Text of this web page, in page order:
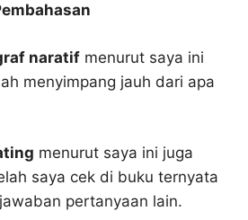
naratif menurut saya ini
menyimpang jauh dari apa
menurut saya ini juga
saya cek di buku ternyata
pertanyaan lain.